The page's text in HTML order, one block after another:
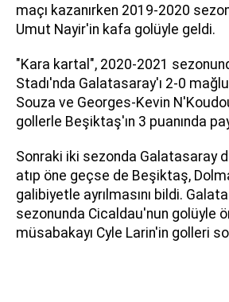
maçı kazanırken 2019-2020
Umut Nayir'in kafa golüyle geldi.
"Kara kartal", 2020-2021
Stadı'nda Galatasaray'ı 2-0
Souza ve Georges-Kevin
gollerle Beşiktaş'ın 3 puanında
Sonraki iki sezonda Galatasaray
atıp öne geçse de Beşiktaş,
galibiyetle ayrılmasını bildi.
sezonunda Cicaldau'nun golüyle
müsabakayı Cyle Larin'in golleri